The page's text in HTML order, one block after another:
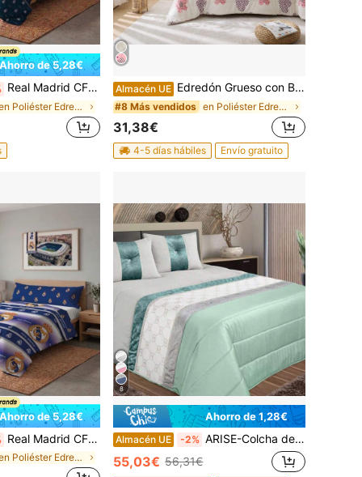
Ahorro de 5,28€
Real Madrid CF - Funda Nórdica 2 Piezas 100% Microfibra Oficial Real Madrid CF 2026 Modelo 2 Azul Blanco– Funda nórdica + funda almohada (No incluye bajera)
en Poliéster Edredones y juegos de cama
Almacén UE Edredón Grueso con Borrego Reversible 600 g/m² – Franela + Sherpa – Cálido, Suave y Envolvente – 3 Tamaños con Fundas de Almohada – Ideal Invierno – 4 Diseños – Relleno Microfibra Esponjosa
#8 Más vendidos en Poliéster Edredones y juegos de cama
31,38€
4-5 días hábiles Envío gratuito
Ahorro de 5,28€
Real Madrid CF - Funda Nórdica 2 Piezas 100% Microfibra Oficial Real Madrid CF 2026 Modelo 2 Azul Blanco– Funda nórdica + funda almohada (No incluye bajera)
en Poliéster Edredones y juegos de cama
8
Ahorro de 1,28€
Almacén UE -2% ARISE-Colcha decorativa ELMA, con cojines relleno incluido,edredones cama edredon bouti calidad superior,Cómodo y duradero vale para Cama135/150cm Tamaño 250x260cm
55,03€ 56,31€